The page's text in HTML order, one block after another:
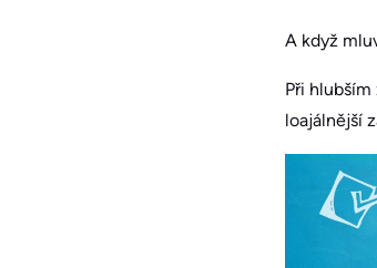
A když
Při
loajálnější